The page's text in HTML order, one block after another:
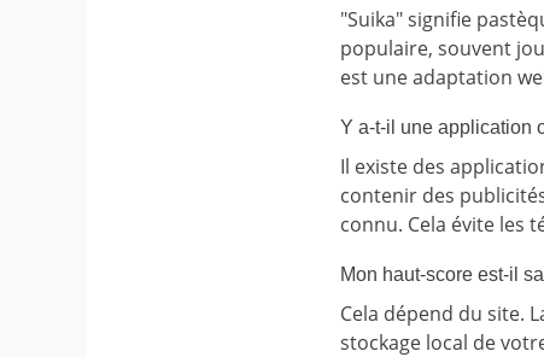
"Suika" signifie
populaire, souvent
est une adaptation
Y a-t-il une application
Il existe des
contenir des
connu. Cela évite les
Mon haut-score est-il
Cela dépend du site.
stockage local de